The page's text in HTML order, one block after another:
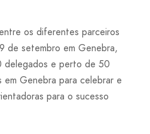
os diferentes parceiros
de setembro em Genebra,
delegados e perto de 50
em Genebra para celebrar e
para o sucesso